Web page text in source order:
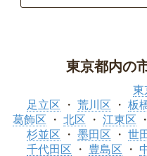
東京都内の
東
足立区
荒川区 板
葛飾区
北区 江東区
杉並区
墨田区 世
千代田区
豊島区